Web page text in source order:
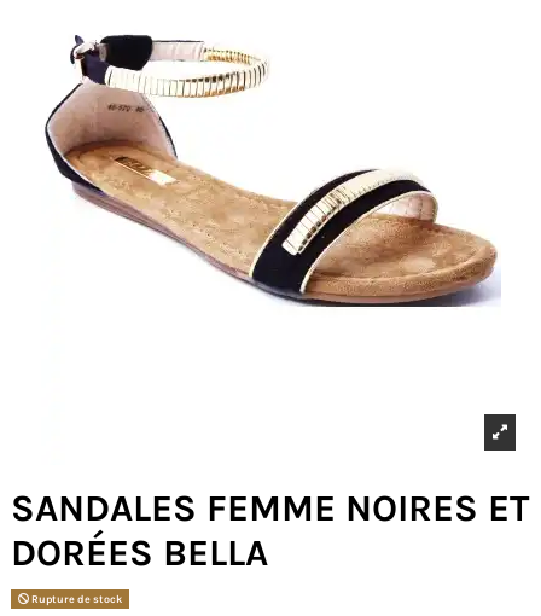
SANDALES FEMME NOIRES ET
DORÉES BELLA
Rupture de stock